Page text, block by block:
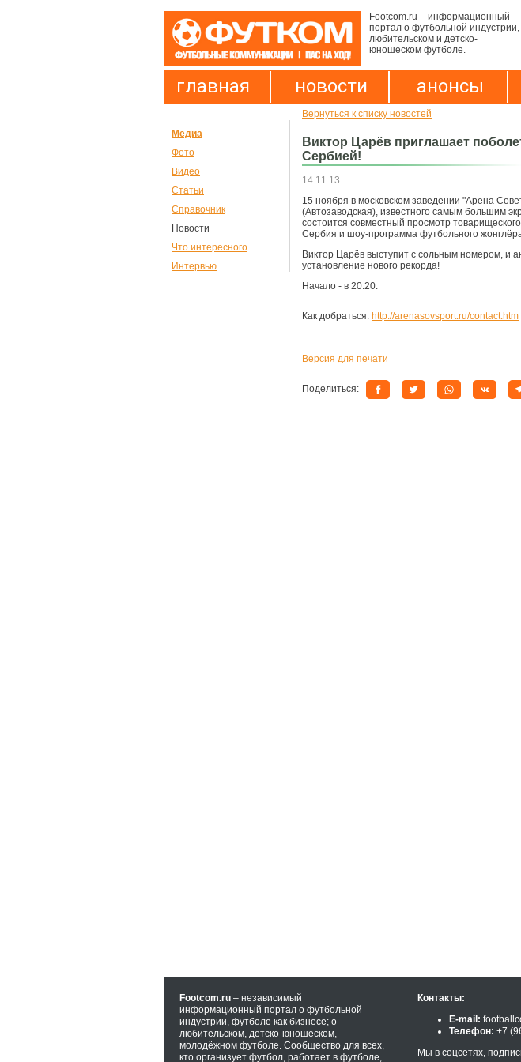
Footcom.ru – информационный
портал о футбольной индустрии,
любительском и детско-
юношеском футболе.
главная новости анонсы
Медиа
Фото
Видео
Статьи
Справочник
Новости
Что интересного
Интервью
Вернуться к списку новостей
Виктор Царёв приглашает
Сербией!
14.11.13
15 ноября в московском заведении "Арена
(Автозаводская), известного самым большим
состоится совместный просмотр
Сербия и шоу-программа футбольного
Виктор Царёв выступит с сольным номером, и
установление нового рекорда!
Начало - в 20.20.
Как добраться: http://arenasovsport.ru/contact.htm
Версия для печати
Поделиться:
Footcom.ru – независимый
информационный портал о футбольной
индустрии, футболе как бизнесе; о
любительском, детско-юношеском,
молодёжном футболе. Сообщество для всех,
кто организует футбол, работает в футболе,
Контакты:
E-mail:
Телефон: +7
Мы в соцсетях,